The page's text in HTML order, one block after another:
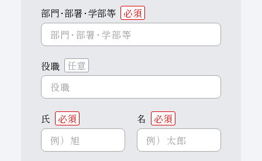
部門･部署･学部等 必須
役職 任意
氏 必須 名 必須